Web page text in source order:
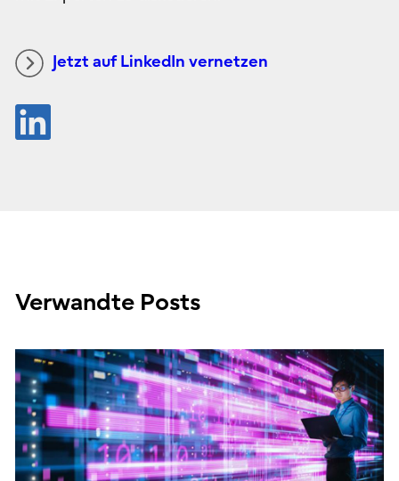
Jetzt auf LinkedIn vernetzen
Verwandte Posts